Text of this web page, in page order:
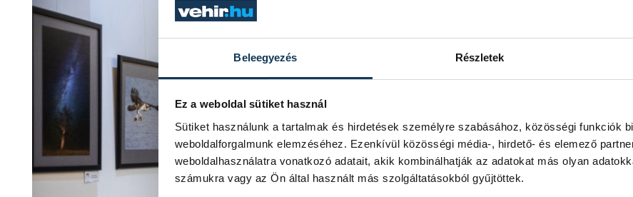
Beleegyezés Részletek
Ez a weboldal sütiket használ
Sütiket használunk a tartalmak és hirdetések személyre szabásához, közösségi funkciók
weboldalforgalmunk elemzéséhez. Ezenkívül közösségi média-, hirdető- és elemező
weboldalhasználatra vonatkozó adatait, akik kombinálhatják az adatokat más olyan
számukra vagy az Ön által használt más szolgáltatásokból gyűjtöttek.